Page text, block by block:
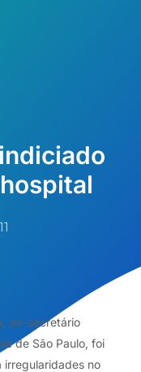
ex-secretário
de São Paulo, foi
irregularidades no